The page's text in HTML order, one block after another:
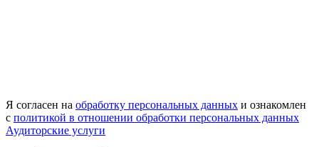
Я согласен на обработку персональных данных и ознакомлен
с политикой в отношении обработки персональных данных
Аудиторские услуги